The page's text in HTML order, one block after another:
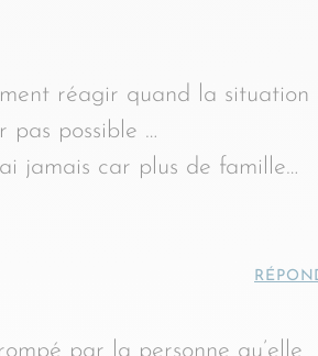
réagir quand la situation
pas possible …
jamais car plus de famille…